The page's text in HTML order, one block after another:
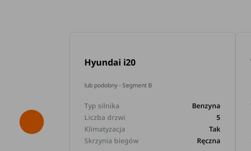
Hyundai i20
lub podobny - Segment B
Typ silnika
Benzyna
Liczba drzwi
5
Klimatyzacja
Tak
Skrzynia biegów
Ręczna